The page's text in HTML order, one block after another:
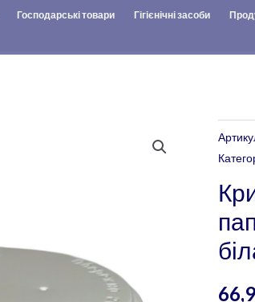
Господарські товари Гігієнічні засоби
Кришка
-
біла,